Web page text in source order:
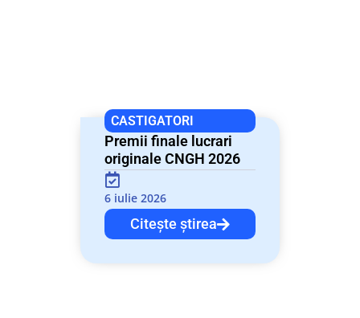
CASTIGATORI
Premii finale lucrari
originale CNGH 2026
Citește știrea
6 iulie 2026